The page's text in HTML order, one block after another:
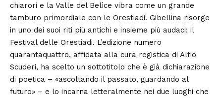
chiarori e la Valle del Belìce vibra come un grande
tamburo primordiale con le Orestiadi. Gibellina risorge
in uno dei suoi riti più antichi e insieme più audaci: il
Festival delle Orestiadi. L’edizione numero
quarantaquattro, affidata alla cura registica di Alfio
Scuderi, ha scelto un sottotitolo che è già dichiarazione
di poetica – «ascoltando il passato, guardando al
futuro» – e lo incarna letteralmente nei due luoghi che